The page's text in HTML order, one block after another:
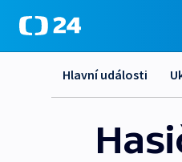
Hlavní události